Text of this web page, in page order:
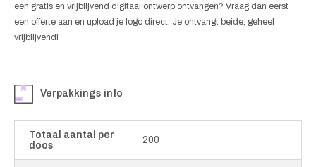
een gratis en vrijblijvend digitaal ontwerp ontvangen? Vraag dan eerst
een offerte aan en upload je logo direct. Je ontvangt beide, geheel
vrijblijvend!
Verpakkings info
Totaal aantal per
doos
200